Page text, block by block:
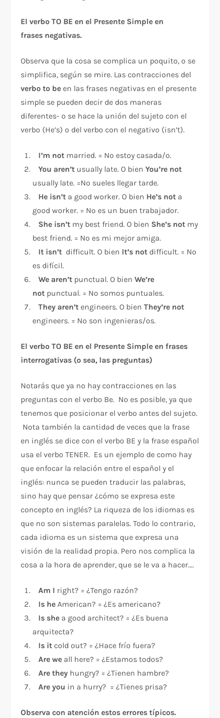
El verbo TO BE en el Presente Simple en
frases negativas.
Observa que la cosa se complica un poquito, o se
simplifica, según se mire. Las contracciones del
verbo to be en las frases negativas en el presente
simple se pueden decir de dos maneras
diferentes- o se hace la unión del sujeto con el
verbo (He’s) o del verbo con el negativo (isn’t).
I’m not married. = No estoy casada/o.
You aren’t usually late. O bienYou’re not
usually late. =No sueles llegar tarde.
He isn’t a good worker. O bien He’s not a
good worker. = No es un buen trabajador.
She isn’t my best friend. O bien She’s not my
best friend. = No es mi mejor amiga.
It isn’t difficult. O bien It’s not difficult. = No
es difícil.
We aren’t punctual. O bienWe’re
not punctual. = No somos puntuales.
They aren’t engineers. O bienThey’re not
engineers. = No son ingenieras/os.
El verbo TO BE en el Presente Simple en frases
interrogativas (o sea, las preguntas)
Notarás que ya no hay contracciones en las
preguntas con el verbo Be. No es posible, ya que
tenemos que posicionar el verbo antes del sujeto.
Nota también la cantidad de veces que la frase
en inglés se dice con el verbo BE y la frase español
usa el verbo TENER. Es un ejemplo de como hay
que enfocar la relación entre el español y el
inglés: nunca se pueden traducir las palabras,
sino hay que pensar ¿cómo se expresa este
concepto en inglés? La riqueza de los idiomas es
que no son sistemas paralelas. Todo lo contrario,
cada idioma es un sistema que expresa una
visión de la realidad propia. Pero nos complica la
cosa a la hora de aprender, que se le va a hacer….
Am I right? = ¿Tengo razón?
Is he American? = ¿Es americano?
Is she a good architect? = ¿Es buena
arquitecta?
Is it cold out? = ¿Hace frío fuera?
Are we all here? = ¿Estamos todos?
Are they hungry? = ¿Tienen hambre?
Are you in a hurry? = ¿Tienes prisa?
Observa con atención estos errores típicos.